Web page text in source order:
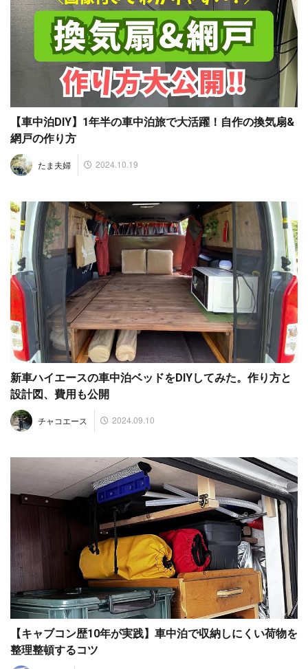
【車中泊DIY】1年半の車中泊旅で大活躍！自作の換気扇&
網戸の作り方
たま夫婦 2024.10.19
新車ハイエースの車中泊ベッドをDIYしてみた。作り方と
設計図、費用も公開
チャコエース 2024.09.10
【キャブコン歴10年が実践】車中泊で収納しにくい荷物を
整理整頓するコツ